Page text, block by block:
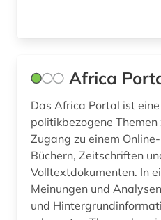
wasserreserve (2)
weltbank (1)
westasien (2)
wirtschaft (2)
wirtschaftsindikator (1)
Africa
Das Africa Portal ist
politikbezogene
Zugang zu einem
Büchern, Zeitschriften
Volltextdokumenten. In
Meinungen und
und